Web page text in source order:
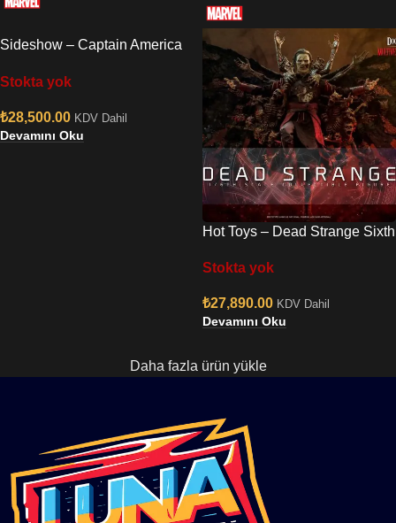
Sideshow – Captain America
Stokta yok
₺28,500.00 KDV Dahil
Devamını Oku
Hot Toys – Dead Strange Sixth
Stokta yok
₺27,890.00 KDV Dahil
Devamını Oku
Daha fazla ürün yükle